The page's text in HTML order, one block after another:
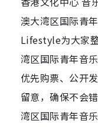
澳大湾区国际青
Lifestyle为大家
湾区国际青年音
优先购票、公开
留意，确保不会
湾区国际青年音